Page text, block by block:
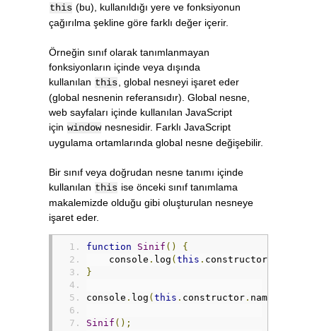
this (bu), kullanıldığı yere ve fonksiyonun
çağırılma şekline göre farklı değer içerir.
Örneğin sınıf olarak tanımlanmayan
fonksiyonların içinde veya dışında
kullanılan this , global nesneyi işaret eder
(global nesnenin referansıdır). Global nesne,
web sayfaları içinde kullanılan JavaScript
için window nesnesidir. Farklı JavaScript
uygulama ortamlarında global nesne değişebilir.
Bir sınıf veya doğrudan nesne tanımı içinde
kullanılan this ise önceki sınıf tanımlama
makalemizde olduğu gibi oluşturulan nesneye
işaret eder.
function Sinif ()
{
    console
. log (this . constructor
}
console . log (this . constructor . name
Sinif ();